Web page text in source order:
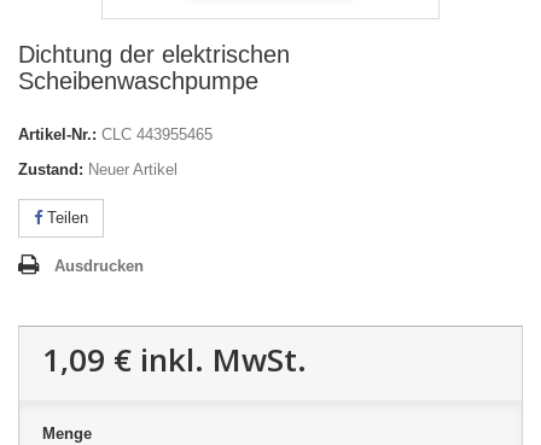
Dichtung der elektrischen
Scheibenwaschpumpe
Artikel-Nr.: CLC 443955465
Zustand: Neuer Artikel
Teilen
Ausdrucken
1,09 € inkl. MwSt.
Menge